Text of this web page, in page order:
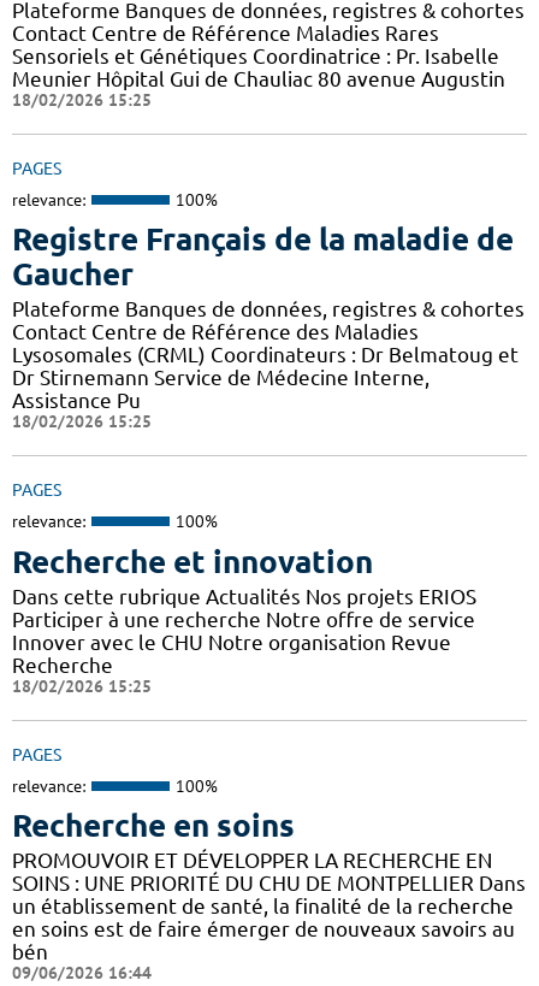
Plateforme Banques de données, registres & cohortes
Contact Centre de Référence Maladies Rares
Sensoriels et Génétiques Coordinatrice : Pr. Isabelle
Meunier Hôpital Gui de Chauliac 80 avenue Augustin
18/02/2026 15:25
PAGES
relevance: 100%
Registre Français de la maladie de
Gaucher
Plateforme Banques de données, registres & cohortes
Contact Centre de Référence des Maladies
Lysosomales (CRML) Coordinateurs : Dr Belmatoug et
Dr Stirnemann Service de Médecine Interne,
Assistance Pu
18/02/2026 15:25
PAGES
relevance: 100%
Recherche et innovation
Dans cette rubrique Actualités Nos projets ERIOS
Participer à une recherche Notre offre de service
Innover avec le CHU Notre organisation Revue
Recherche
18/02/2026 15:25
PAGES
relevance: 100%
Recherche en soins
PROMOUVOIR ET DÉVELOPPER LA RECHERCHE EN
SOINS : UNE PRIORITÉ DU CHU DE MONTPELLIER Dans
un établissement de santé, la finalité de la recherche
en soins est de faire émerger de nouveaux savoirs au
bén
09/06/2026 16:44